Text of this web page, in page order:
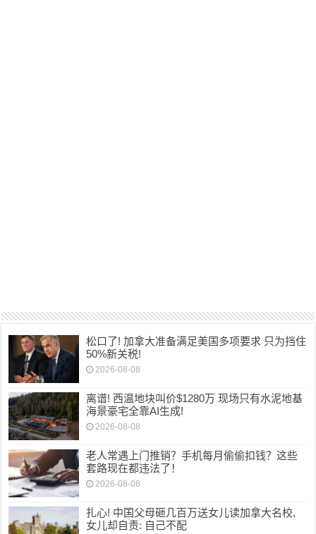
松口了! 加拿大准备满足美国多项要求 只为挡住
50%新关税!
2026-08-08
离谱! 西温地块叫价$1280万 现场只有水泥地基
海景豪宅全靠AI生成!
2026-08-08
老人常遇上门推销？手机每月偷偷扣钱？这些
套路现在都违法了！
2026-08-08
扎心! 中国父母砸几百万送女儿读加拿大名校,
女儿却自责: 自己不配